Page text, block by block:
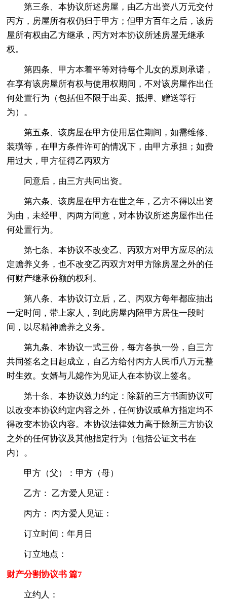
第三条、本协议所述房屋，由乙方出资八万元交付
丙方，房屋所有权仍归于甲方；但甲方百年之后，该房
屋所有权由乙方继承，丙方对本协议所述房屋无继承
权。
第四条、甲方本着平等对待每个儿女的原则承诺，
在享有该房屋所有权与使用权期间，不对该房屋作出任
何处置行为（包括但不限于出卖、抵押、赠送等行
为）。
第五条、该房屋在甲方使用居住期间，如需维修、
装璜等，在甲方条件许可的情况下，由甲方承担；如费
用过大，甲方征得乙丙双方
同意后，由三方共同出资。
第六条、该房屋在甲方在世之年，乙方不得以出资
为由，未经甲、丙两方同意，对本协议所述房屋作出任
何处置行为。
第七条、本协议不改变乙、丙双方对甲方应尽的法
定赡养义务，也不改变乙丙双方对甲方除房屋之外的任
何财产继承份额的权利。
第八条、本协议订立后，乙、丙双方每年都应抽出
一定时间，带上家人，到此房屋内陪甲方居住一段时
间，以尽精神赡养之义务。
第九条、本协议一式三份，每方各执一份，自三方
共同签名之日起成立，自乙方给付丙方人民币八万元整
时生效。女婿与儿媳作为见证人在本协议上签名。
第十条、本协议效力约定：除新的三方书面协议可
以改变本协议约定内容之外，任何协议或单方指定均不
得改变本协议内容。本协议法律效力高于除新三方协议
之外的任何协议及其他指定行为（包括公证文书在
内）。
甲方（父）：甲方（母）
乙方： 乙方爱人见证：
丙方： 丙方爱人见证：
订立时间：年月日
订立地点：
财产分割协议书 篇7
立约人：